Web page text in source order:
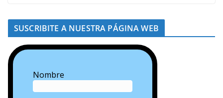
SUSCRIBITE A NUESTRA PÁGINA WEB
Nombre